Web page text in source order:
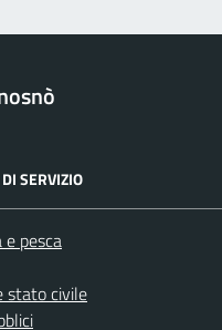
SERVIZIO
pesca
stato civile